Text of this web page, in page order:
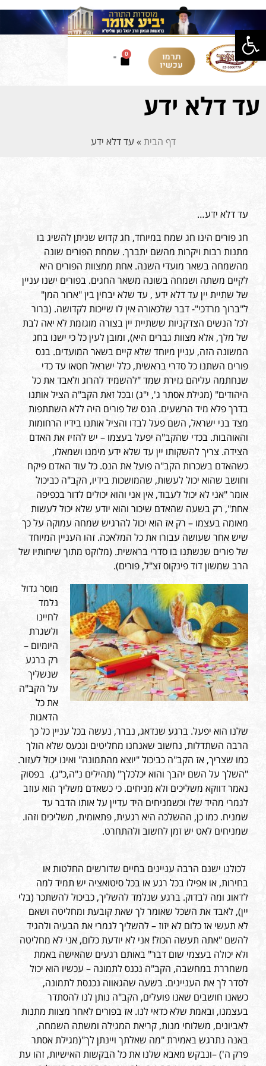
פתח סרגל נגישות
תרמו
עכשיו
0
עד דלא ידע
דף הבית » עד דלא ידע
עד דלא ידע…
חג פורים הינו חג שמח במיוחד, חג קדוש שניתן להשיג בו
מתנות רבות ויקרות מהשם יתברך. שמחת הפורים שונה
מהשמחה בשאר מועדי השנה. אחת ממצוות הפורים היא
לקיים משתה ושמחה בשונה משאר החגים. בפורים ישנו עניין
של שתיית יין עד דלא ידע , עד שלא יבחין בין "ארור המן"
ל"ברוך מרדכי"- דבר שלכאורה אין לו שייכות לקדושה. (ברור
לכל הנשים הצדקניות ששתיית יין בצורה מוגזמת לא יאה לבת
של מלך, אלא מצוות גברים היא), ומובן לעין כל כי ישנו בחג
המשונה הזה, עניין מיוחד שלא קיים בשאר המועדים. בנס
פורים השתנו כל סדרי בראשית, כלל ישראל חטאו עד כדי
שנחתמה עליהם גזירת שמד "להשמיד להרוג ולאבד את כל
היהודים" (מגילת אסתר ג', י"ג) ובכל זאת הקב"ה הציל אותנו
בדרך פלא מיד הרשעים. הנס של פורים היה ללא השתתפות
מצד בני ישראל, השם פעל לבדו והציל אותנו בידיו הרחומות
והאוהבות. בכדי שהקב"ה יפעל בעצמו – יש להזיז את האדם
הצידה. צריך להשקותו יין עד שלא ידע מימנו ושמאלו,
כשהאדם בשכרות הקב"ה פועל את הנס. כל עוד האדם פיקח
וחושב שהוא יכול לעשות, שהמושכות בידיו, הקב"ה כביכול
אומר "אני לא יכול לעבוד, אין אני והוא יכולים לדור בכפיפה
אחת", רק בשעה שהאדם שיכור והוא יודע שלא יכול לעשות
מאומה בעצמו – רק אז הוא יכול להרגיש שמחה עמוקה על כך
שיש אחר שעושה עבורו את כל המלאכה. זהו העניין המיוחד
של פורים שנשתנו בו סדרי בראשית. (מלוקט מתוך שיחותיו של
הרב שמשון דוד פינקוס זצ"ל, פורים).
מוסר גדול
נלמד
לחיינו
ולשגרת
היומיום –
רק ברגע
שנשליך
על הקב"ה
את כל
הדאגות
שלנו הוא יפעל. ברגע שנדאג, נברר, נעשה בכל עניין כל כך
הרבה השתדלות, נחשוב שאנחנו מחליטים ונכעס שלא הולך
כמו שצריך, אז הקב"ה כביכול "יוצא מהתמונה" ואינו יכול לעזור.
"השלך על השם יהבך והוא יכלכלך" (תהילים נ"ה,כ"ג). בפסוק
נאמר דווקא משליכים ולא מניחים. כי כשאדם משליך הוא עוזב
לגמרי מהיד שלו וכשמניחים היד עדיין על אותו הדבר עד
שמניח. כמו כן, ההשלכה היא רגעית, פתאומית, משליכים וזהו.
שמניחים לאט יש זמן לחשוב ולהתחרט.
לכולנו ישנם הרבה עניינים בחיים שדורשים החלטות או
בחירות, או אפילו בכל רגע או בכל סיטואציה יש תמיד למה
לדאוג ומה לבדוק. ברגע שנלמד להשליך, כביכול להשתכר (בלי
יין), לאבד את השכל שאומר לך שאת קובעת ומחליטה ושאם
לא תעשי אז כלום לא יזוז – להשליך לגמרי את הבעיה ולהגיד
להשם "אתה תעשה הכול! אני לא יודעת כלום, אני לא מחליטה
ולא יכולה בעצמי שום דבר" באותם רגעים שהאישה באמת
משחררת במחשבה, הקב"ה נכנס לתמונה – עכשיו הוא יכול
לסדר לך את העניינים. בשעה שהגאווה נכנסת לתמונה,
כשאנו חושבים שאנו פועלים, הקב"ה נותן לנו להסתדר
בעצמנו, ובאמת שלא כדאי לנו. אז בפורים לאחר מצוות מתנות
לאביונים, משלוחי מנות, קריאת המגילה ומשתה השמחה,
באנה נתרגש באמירת "מה שאלתך ויינתן לך"(מגילת אסתר
פרק ה') –ונבקש מאבא שלנו את כל הבקשות האישיות, זהו עת